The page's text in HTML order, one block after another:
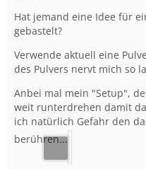
Hat jemand eine Idee für
gebastelt?
Verwende aktuell eine
des Pulvers nervt mich so
Anbei mal mein "Setup",
weit runterdrehen damit
ich natürlich Gefahr den
berühren...